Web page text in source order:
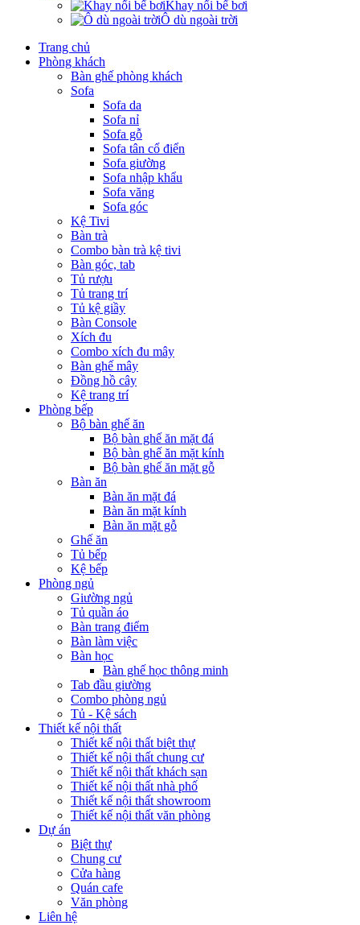
Khay nổi bể bơi
Ô dù ngoài trời
Trang chủ
Phòng khách
Bàn ghế phòng khách
Sofa
Sofa da
Sofa nỉ
Sofa gỗ
Sofa tân cổ điển
Sofa giường
Sofa nhập khẩu
Sofa văng
Sofa góc
Kệ Tivi
Bàn trà
Combo bàn trà kệ tivi
Bàn góc, tab
Tủ rượu
Tủ trang trí
Tủ kệ giầy
Bàn Console
Xích đu
Combo xích đu mây
Bàn ghế mây
Đồng hồ cây
Kệ trang trí
Phòng bếp
Bộ bàn ghế ăn
Bộ bàn ghế ăn mặt đá
Bộ bàn ghế ăn mặt kính
Bộ bàn ghế ăn mặt gỗ
Bàn ăn
Bàn ăn mặt đá
Bàn ăn mặt kính
Bàn ăn mặt gỗ
Ghế ăn
Tủ bếp
Kệ bếp
Phòng ngủ
Giường ngủ
Tủ quần áo
Bàn trang điểm
Bàn làm việc
Bàn học
Bàn ghế học thông minh
Tab đầu giường
Combo phòng ngủ
Tủ - Kệ sách
Thiết kế nội thất
Thiết kế nội thất biệt thự
Thiết kế nội thất chung cư
Thiết kế nội thất khách sạn
Thiết kế nội thất nhà phố
Thiết kế nội thất showroom
Thiết kế nội thất văn phòng
Dự án
Biệt thự
Chung cư
Cửa hàng
Quán cafe
Văn phòng
Liên hệ